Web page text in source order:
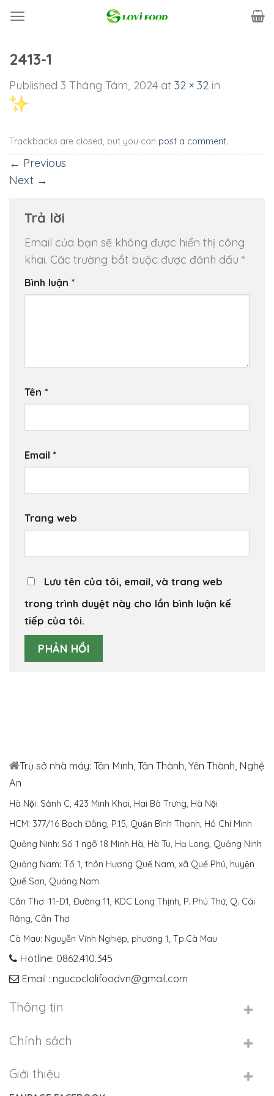
2413-1
Published 3 Tháng Tám, 2024 at 32 × 32 in
Trackbacks are closed, but you can post a comment.
← Previous
Next →
Trả lời
Email của bạn sẽ không được hiển thị công
khai. Các trường bắt buộc được đánh dấu *
Bình luận *
Tên *
Email *
Trang web
Lưu tên của tôi, email, và trang web
trong trình duyệt này cho lần bình luận kế
tiếp của tôi.
Trụ sở nhà máy: Tân Minh, Tân Thành, Yên Thành, Nghệ
An
Hà Nội: Sảnh C, 423 Minh Khai, Hai Bà Trưng, Hà Nội
HCM: 377/16 Bạch Đằng, P.15, Quận Bình Thạnh, Hồ Chí Minh
Quảng Ninh: Số 1 ngõ 18 Minh Hà, Hà Tu, Hạ Long, Quảng Ninh
Quảng Nam: Tổ 1, thôn Hương Quế Nam, xã Quế Phú, huyện
Quế Sơn, Quảng Nam
Cần Thơ: 11-D1, Đường 11, KDC Long Thịnh, P. Phú Thứ, Q. Cái
Răng, Cần Thơ
Cà Mau: Nguyễn Vĩnh Nghiệp, phường 1, Tp.Cà Mau
Hotline: 0862.410.345
Email : ngucoclolifoodvn@gmail.com
Thông tin
Chính sách
Giới thiệu